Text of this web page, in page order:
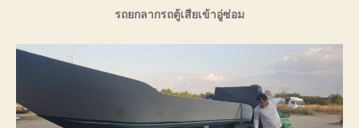
รถยกลากรถตู้เสียเข้าอู่ซ่อม